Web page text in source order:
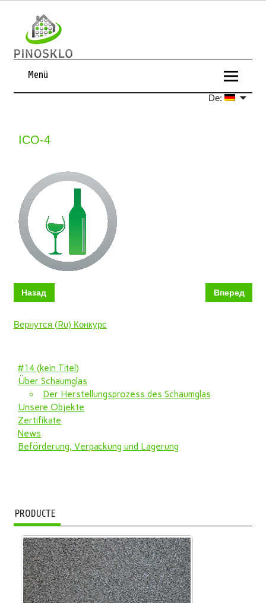
Menü
De:
ICO-4
Назад Вперед
Вернутся (Ru) Конкурс
#14 (kein Titel)
Über Schaumglas
Der Herstellungsprozess des Schaumglas
Unsere Objekte
Zertifikate
News
Beförderung, Verpackung und Lagerung
PRODUCTE